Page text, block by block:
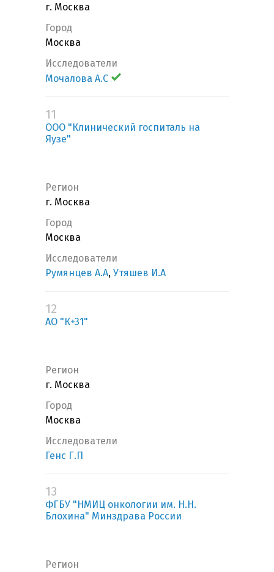
г. Москва
Город
Москва
Исследователи
Мочалова А.С
11
ООО "Клинический госпиталь на
Яузе"
Регион
г. Москва
Город
Москва
Исследователи
Румянцев А.А, Утяшев И.А
12
АО "К+31"
Регион
г. Москва
Город
Москва
Исследователи
Генс Г.П
13
ФГБУ "НМИЦ онкологии им. Н.Н.
Блохина" Минздрава России
Регион